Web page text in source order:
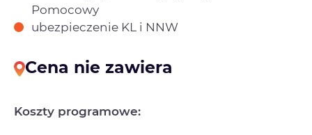
Pomocowy
ubezpieczenie KL i NNW
Cena nie zawiera
Koszty programowe: